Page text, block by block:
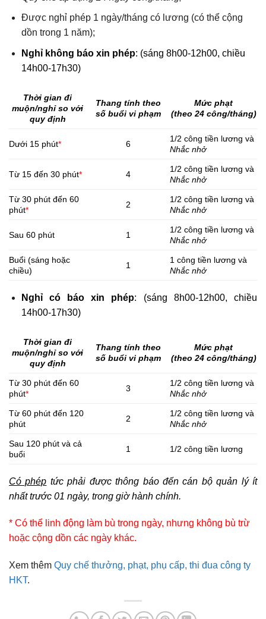
Được nghỉ phép 1 ngày/tháng có lương (có thể cộng
dồn trong 1 năm);
Nghỉ không báo xin phép: (sáng 8h00-12h00, chiều
14h00-17h30)
Thời gian đi
muộn/nghỉ so với
quy định
Thang tính theo
số buổi vi phạm
Mức phạt
(theo 24 công/tháng)
Dưới 15 phút* 6
1/2 công tiền lương và
Nhắc nhở
Từ 15 đến 30 phút* 4
1/2 công tiền lương và
Nhắc nhở
Từ 30 phút đến 60
phút*
2
1/2 công tiền lương và
Nhắc nhở
Sau 60 phút 1
1/2 công tiền lương và
Nhắc nhở
Buổi (sáng hoặc
chiều)
1
1 công tiền lương và
Nhắc nhở
Nghỉ có báo xin phép: (sáng 8h00-12h00, chiều
14h00-17h30)
Thời gian đi
muộn/nghỉ so với
quy định
Thang tính theo
số buổi vi phạm
Mức phạt
(theo 24 công/tháng)
Từ 30 phút đến 60
phút*
3
1/2 công tiền lương và
Nhắc nhở
Từ 60 phút đến 120
phút
2
1/2 công tiền lương và
Nhắc nhở
Sau 120 phút và cả
buổi
1 1/2 công tiền lương
Có phép tức phải được thông báo đến cán bộ quản lý ít
nhất trước 01 ngày, trong giờ hành chính.
* Có thể linh động làm bù trong ngày, nhưng không bù trừ
hoặc cộng dồn các ngày khác.
Xem thêm Quy chế thưởng, phạt, phụ cấp, thi đua công ty
HKT.